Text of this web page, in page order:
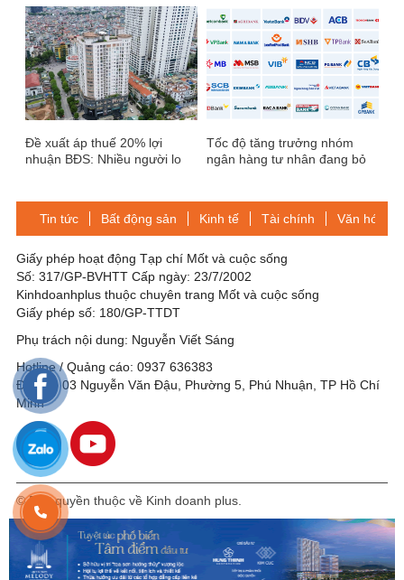
Đề xuất áp thuế 20% lợi
nhuận BĐS: Nhiều người lo
Tốc độ tăng trưởng nhóm
ngân hàng tư nhân đang bỏ
Tin tức Bất động sản Kinh tế Tài chính Văn hóa-
Giấy phép hoạt động Tạp chí Mốt và cuộc sống
Số: 317/GP-BVHTT Cấp ngày: 23/7/2002
Kinhdoanhplus thuộc chuyên trang Mốt và cuộc sống
Giấy phép số: 180/GP-TTDT
Phụ trách nội dung: Nguyễn Viết Sáng
Hotline / Quảng cáo: 0937 636383
Địa chỉ: 03 Nguyễn Văn Đậu, Phường 5, Phú Nhuận, TP Hồ Chí
Minh
© Bản quyền thuộc về Kinh doanh plus.